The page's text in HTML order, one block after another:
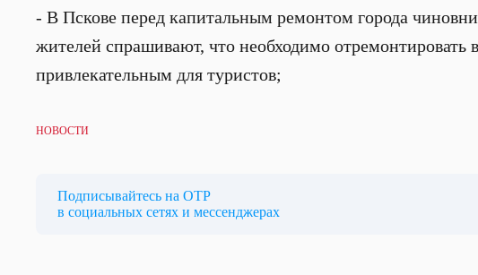
- В Пскове перед капитальным ремонтом города
жителей спрашивают, что необходимо отремонтировать
привлекательным для туристов;
НОВОСТИ
Подписывайтесь на ОТР
в социальных сетях и мессенджерах